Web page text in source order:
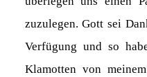
zuzulegen. Gott sei
Verfügung und so
Klamotten von